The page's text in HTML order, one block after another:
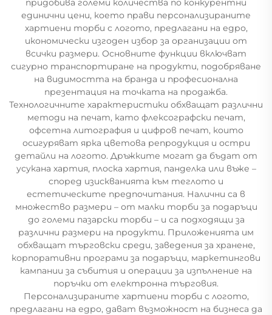
придобива големи количества по конкурентни
единични цени, което прави персонализираните
хартиени торби с логото, предлагани на едро,
икономически изгоден избор за организации от
всички размери. Основните функции включват
сигурно транспортиране на продукти, подобряване
на видимостта на бранда и професионална
презентация на точката на продажба.
Технологичните характеристики обхващат различни
методи на печат, като флексографски печат,
офсетна литография и цифров печат, които
осигуряват ярка цветова репродукция и остри
детайли на логото. Дръжките могат да бъдат от
усукана хартия, плоска хартия, панделка или въже –
според изискванията към теглото и
естетическите предпочитания. Налични са в
множество размери – от малки торби за подаръци
до големи пазарски торби – и са подходящи за
различни размери на продукти. Приложенията им
обхващат търговски среди, заведения за хранене,
корпоративни програми за подаръци, маркетингови
кампании за събития и операции за изпълнение на
поръчки от електронна търговия.
Персонализираните хартиени торби с логото,
предлагани на едро, дават възможност на бизнеса да